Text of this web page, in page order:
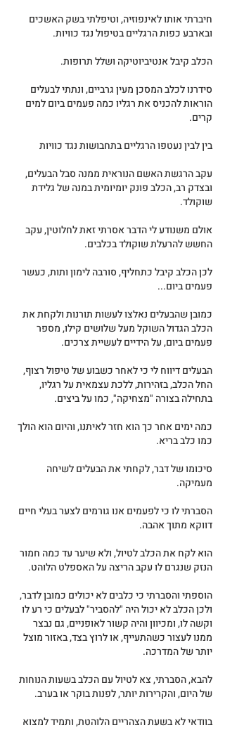
חיברתי אותו לאינפוזיה, וטיפלתי בשק האשכים
ובארבע כפות הרגליים בטיפול נגד כוויות.
הכלב קיבל אנטיביוטיקה ושלל תרופות.
סידרנו לכלב המסכן מעין גרביים, ונתתי לבעלים
הוראות להכניס את רגליו כמה פעמים ביום למים
קרים.
בין לבין נעטפו הרגליים בתחבושות נגד כוויות
עקב הרגשת האשם הנוראית ממנה סבל הבעלים,
ובצדק רב, הכלב פונק יומיומית במנה של גלידת
שוקולד.
אולם משנודע לי הדבר אסרתי זאת לחלוטין, עקב
החשש להרעלת שוקולד בכלבים.
לכן הכלב קיבל כתחליף, סורבה לימון ותות, כעשר
פעמים ביום...
כמובן שהבעלים נאלצו לעשות תורנות ולקחת את
הכלב הגדול השוקל מעל שלושים קילו, מספר
פעמים ביום, על הידיים לעשיית צרכים.
הבעלים דיווח לי כי לאחר כשבוע של טיפול רצוף,
החל הכלב, בזהירות, ללכת עצמאית על רגליו,
בתחילה בצורה "מצחיקה", כמו על ביצים.
כמה ימים אחר כך הוא חזר לאיתנו, והיום הוא הולך
כמו כלב בריא.
סיכומו של דבר, לקחתי את הבעלים לשיחה
מעמיקה.
הסברתי לו כי לפעמים אנו גורמים לצער בעלי חיים
דווקא מתוך אהבה.
הוא לקח את הכלב לטיול, ולא שיער עד כמה חמור
הנזק שנגרם לו עקב הריצה על האספלט הלוהט.
הוספתי והסברתי כי כלבים לא יכולים כמובן לדבר,
ולכן הכלב לא יכול היה "להסביר" לבעלים כי רע לו
וקשה לו, ומכיוון והיה קשור לאופניים, גם נבצר
ממנו לעצור כשהתעייף, או לרוץ בצד, באזור מוצל
יותר של המדרכה.
להבא, הסברתי, צא לטיול עם הכלב בשעות הנוחות
של היום, והקרירות יותר, לפנות בוקר או בערב.
בוודאי לא בשעת הצהריים הלוהטת, ותמיד למצוא